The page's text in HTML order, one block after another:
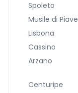
Spoleto
Musile di Piave
Lisbona
Cassino
Arzano
Centuripe